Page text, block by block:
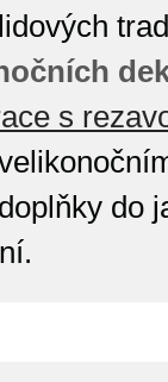
s
do